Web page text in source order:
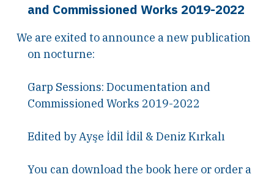
and Commissioned Works 2019-2022
We are exited to announce a new publication
on nocturne:
Garp Sessions: Documentation and
Commissioned Works 2019-2022
Edited by Ayşe İdil İdil & Deniz Kırkalı
You can download the book here or order a